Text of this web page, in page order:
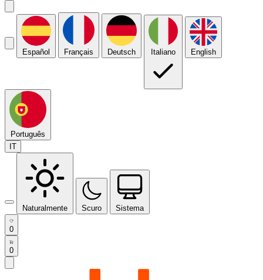
Español Français Deutsch Italiano English
Português
IT
Naturalmente Scuro Sistema
0
0